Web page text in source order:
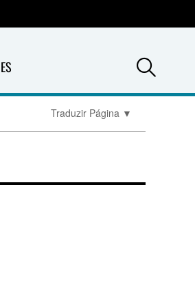
Traduzir Página ▼